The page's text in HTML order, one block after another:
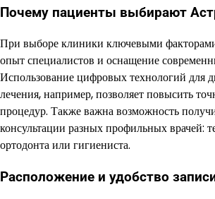
Почему пациенты выбирают
При выборе клиники ключевыми факторами
опыт специалистов и оснащение
Использование цифровых технологий для
лечения, например, позволяет повысить
процедур. Также важна возможность
консультации разных профильных врачей:
ортодонта или гигиениста.
Расположение и удобство